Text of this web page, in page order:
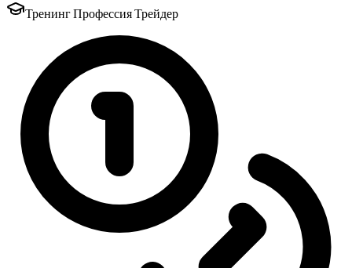
Тренинг Профессия Трейдер